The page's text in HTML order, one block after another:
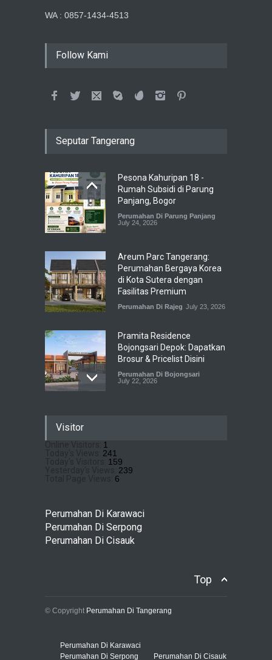
WA : 0857-1434-4513
Follow Kami
Seputar Tangerang
Pesona Kahuripan 18 -
Rumah Subsidi di Parung
Panjang, Bogor
Perumahan Di Parung Panjang
July 24, 2026
Areum Parc Tangerang:
Perumahan Bergaya Korea
di Kota Sutera dengan
Fasilitas Premium
Perumahan Di Rajeg July 23, 2026
Pramita Residence
Bojongsari Depok: Dapatkan
Brosur & Pricelist Disini
Perumahan Di Bojongsari
July 22, 2026
July 3, 2026
Nuansa Resort di Gading
Serpong
Perumahan Di Serpong
Visitor
1
241
159
239
6
Perumahan Di Karawaci
Perumahan Di Serpong
Perumahan Di Cisauk
Top
© Copyright Perumahan Di Tangerang
Perumahan Di Karawaci
Perumahan Di Serpong
Perumahan Di Cisauk